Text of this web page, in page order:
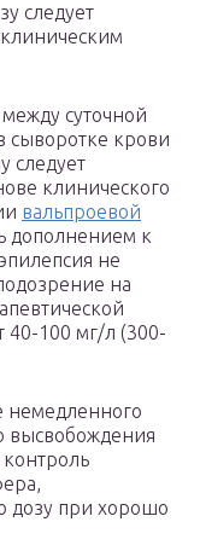
следует
клиническим
суточной
сыворотке крови
следует
клинического
вальпроевой
дополнением к
не
на
40-100 мг/л (300-
немедленного
высвобождения
контроль
дозу при хорошо